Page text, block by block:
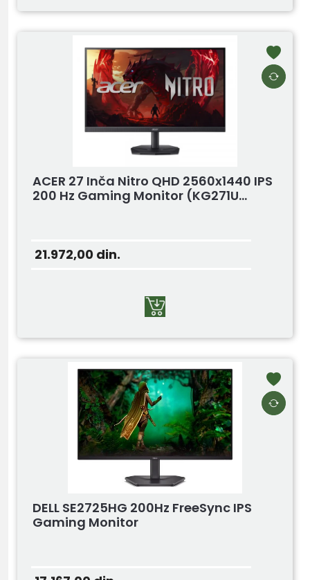
ACER 27 Inča Nitro QHD 2560x1440 IPS
200 Hz Gaming Monitor (KG271U...
21.972,00 din.
DELL SE2725HG 200Hz FreeSync IPS
Gaming Monitor